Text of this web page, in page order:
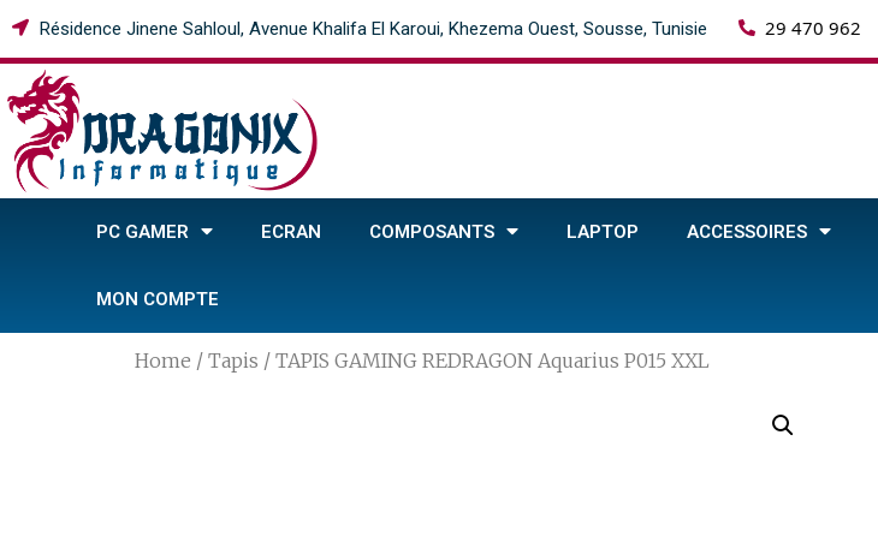
Résidence Jinene Sahloul, Avenue Khalifa El Karoui, Khezema Ouest, Sousse, Tunisie 29 470 962
PC GAMER ECRAN COMPOSANTS LAPTOP ACCESSOIRES
MON COMPTE
Home / Tapis / TAPIS GAMING REDRAGON Aquarius P015 XXL